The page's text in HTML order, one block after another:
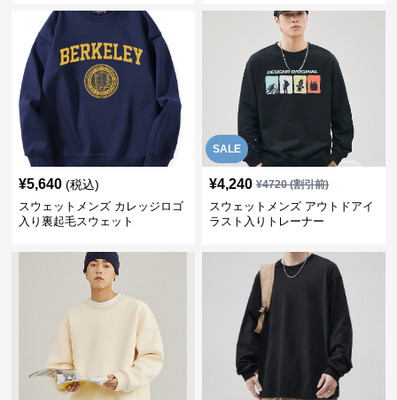
¥5,640 (税込)
スウェットメンズ カレッジロゴ
入り裏起毛スウェット
SALE
¥4,240 ¥4720(割引前)
スウェットメンズ アウトドアイ
ラスト入りトレーナー